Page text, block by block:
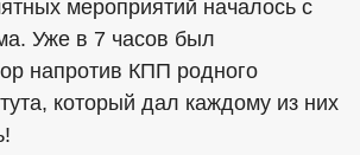
мероприятий началось с
Уже в 7 часов был
напротив КПП родного
который дал каждому из них